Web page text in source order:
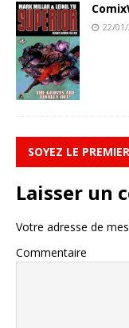
22/
SOYEZ LE
Laisser un
Votre adresse de
Commentaire